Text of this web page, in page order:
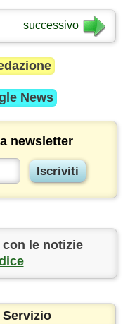
successivo
News
newsletter
le notizie
Servizio